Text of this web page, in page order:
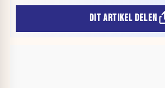
DIT ARTIKEL DELEN